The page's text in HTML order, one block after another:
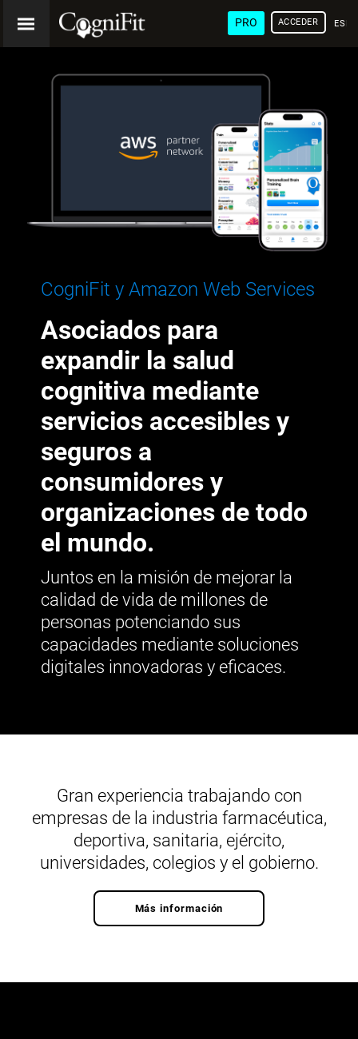
PRO ACCEDER
CogniFit y Amazon Web Services
Asociados para
expandir la salud
cognitiva mediante
servicios accesibles y
seguros a
consumidores y
organizaciones de todo
el mundo.
Juntos en la misión de mejorar la
calidad de vida de millones de
personas potenciando sus
capacidades mediante soluciones
digitales innovadoras y eficaces.
Gran experiencia trabajando con
empresas de la industria farmacéutica,
deportiva, sanitaria, ejército,
universidades, colegios y el gobierno.
Más información